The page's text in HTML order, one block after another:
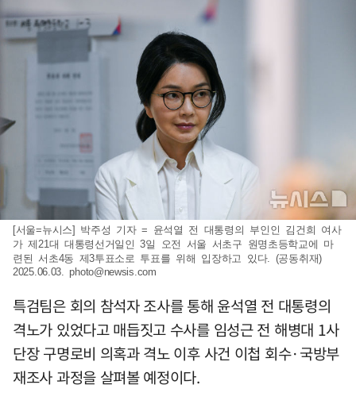
[서울=뉴시스] 박주성 기자 = 윤석열 전 대통령의 부인인 김건희 여사
가 제21대 대통령선거일인 3일 오전 서울 서초구 원명초등학교에 마
련된 서초4동 제3투표소로 투표를 위해 입장하고 있다. (공동취재)
2025.06.03.photo@newsis.com
특검팀은 회의 참석자 조사를 통해 윤석열 전 대통령의
격노가 있었다고 매듭짓고 수사를 임성근 전 해병대 1사
단장 구명로비 의혹과 격노 이후 사건 이첩 회수·국방부
재조사 과정을 살펴볼 예정이다.